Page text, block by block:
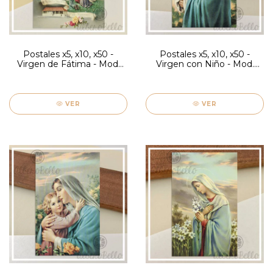
Postales x5, x10, x50 -
Virgen de Fátima - Mod.
VER
Postales x5, x10, x50 -
Virgen con Niño - Mod.
VER